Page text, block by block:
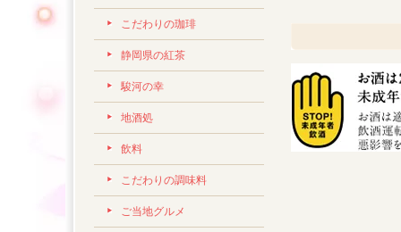
こだわりの珈琲
静岡県の紅茶
駿河の幸
地酒処
飲料
こだわりの調味料
ご当地グルメ